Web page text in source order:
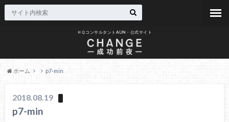
ＨＱコンサルタントAUN・公式サイト
ホーム p7-min
2018.08.19
p7-min